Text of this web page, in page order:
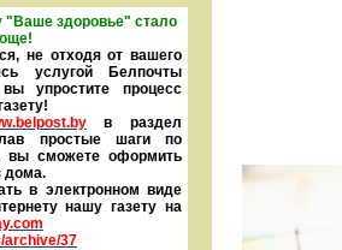
"Ваше здоровье" стало
не отходя от вашего
услугой Белпочты
упростите процесс
в раздел
простые шаги по
вы сможете оформить
дома.
в элек­тронном виде
нашу газету на
archive/37